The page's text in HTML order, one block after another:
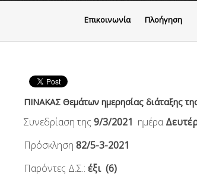
Eπικοινωνία Πλοήγηση
ΠΙΝΑΚΑΣ Θεμάτων ημερησίας διάταξης
Συνεδρίαση της9/3/2021 ημέρα
Πρόσκληση82/5-3-2021
Παρόντες Δ.Σ.:έξι (6)